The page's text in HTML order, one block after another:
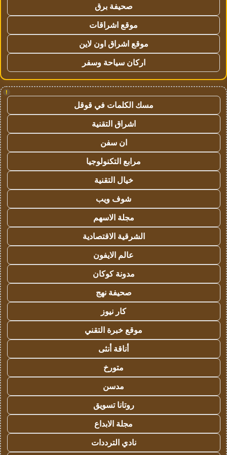
صحيفة برق
موقع اشراقات
موقع اشراق اون لاين
اركان سياحة وسفر
!
مسك الكلمات في قوقل
اشراق التقنية
ان سفن
مرابع التكنولوجيا
خيال التقنية
شوف ويب
مجلة الاسهم
الشرقية الاقتصادية
عالم الايفون
مدونة كوكان
صحيفة نهج
كار نيوز
موقع خبرة التقني
أناقة أنثى
متورخ
مدسن
روتانا تسويق
مجلة الابداع
نادي الترددات